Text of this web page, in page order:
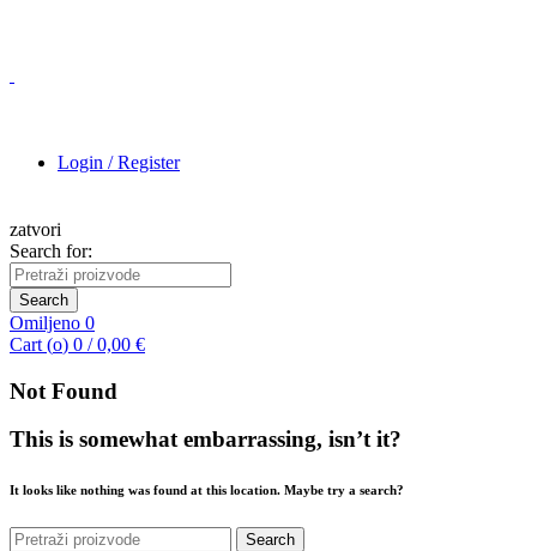
Login / Register
zatvori
Search for:
Search
Omiljeno 0
Cart (o) 0 / 0,00 €
Not Found
This is somewhat embarrassing, isn’t it?
It looks like nothing was found at this location. Maybe try a search?
Search